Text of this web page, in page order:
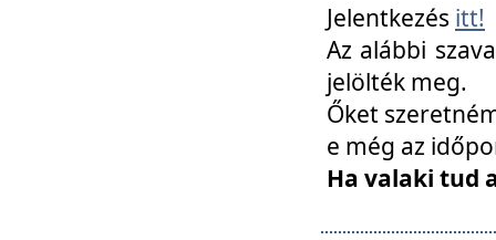
Jelentkezés itt!
Az alábbi
jelölték meg.
Őket
e még az
Ha valaki tud